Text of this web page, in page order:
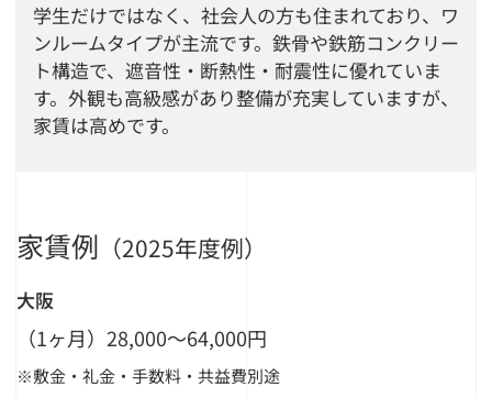
学生だけではなく、社会人の方も住まれており、ワ
ンルームタイプが主流です。鉄骨や鉄筋コンクリー
ト構造で、遮音性・断熱性・耐震性に優れていま
す。外観も高級感があり整備が充実していますが、
家賃は高めです。
家賃例 （2025年度例）
大阪
（1ヶ月）28,000〜64,000円
敷金・礼金・手数料・共益費別途